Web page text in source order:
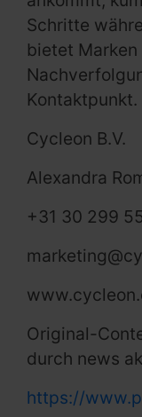
Schritte
bietet
Kontaktpunkt.
Cycleon B.V.
Alexandra
+31 30 299
Original-
durch news
https://